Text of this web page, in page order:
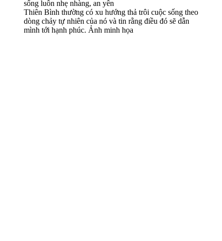
Thiên Bình thường có xu hướng thả trôi cuộc sống theo
dòng chảy tự nhiên của nó và tin rằng điều đó sẽ dẫn
mình tới hạnh phúc. Ảnh minh họa